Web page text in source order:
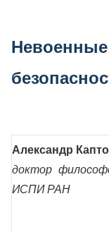
Александр Капто
доктор
ИСПИ РАН